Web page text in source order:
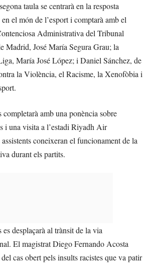
taula se centrarà en la resposta
el món de l’esport i comptarà amb el
Administrativa del Tribunal
Madrid, José María Segura Grau; la
María José López; i Daniel Sánchez, de
la Violència, el Racisme, la Xenofòbia i
amb una ponència sobre
i una visita a l’estadi Riyadh Air
coneixeran el funcionament de la
durant els partits.
desplaçarà al trànsit de la via
El magistrat Diego Fernando Acosta
cas obert pels insults racistes que va patir